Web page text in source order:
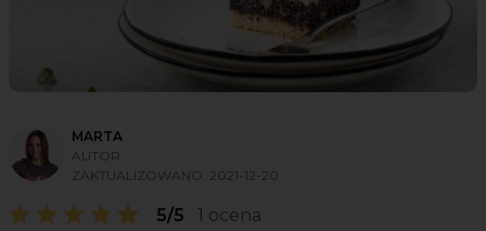
MARTA
AUTOR
ZAKTUALIZOWANO: 2021-12-20
5/5 1 ocena